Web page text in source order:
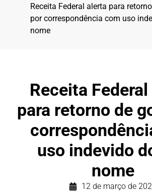
Receita Federal alerta para
por correspondência com uso
nome
Receita
para retorno de
uso indevido
nome
12 de março de